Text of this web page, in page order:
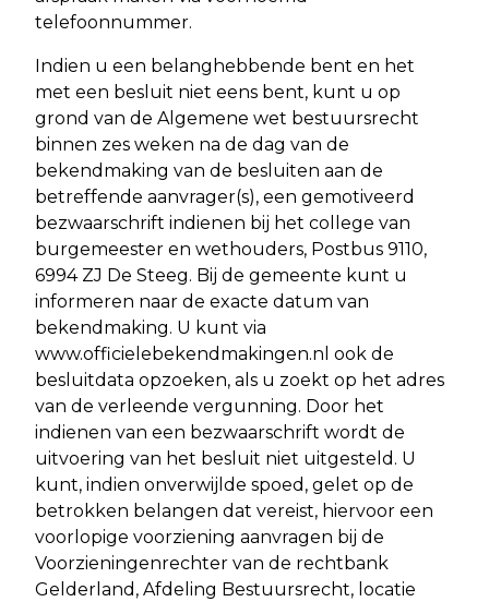
telefoonnummer.
Indien u een belanghebbende bent en het
met een besluit niet eens bent, kunt u op
grond van de Algemene wet bestuursrecht
binnen zes weken na de dag van de
bekendmaking van de besluiten aan de
betreffende aanvrager(s), een gemotiveerd
bezwaarschrift indienen bij het college van
burgemeester en wethouders, Postbus 9110,
6994 ZJ De Steeg. Bij de gemeente kunt u
informeren naar de exacte datum van
bekendmaking. U kunt via
www.officielebekendmakingen.nl ook de
besluitdata opzoeken, als u zoekt op het adres
van de verleende vergunning. Door het
indienen van een bezwaarschrift wordt de
uitvoering van het besluit niet uitgesteld. U
kunt, indien onverwijlde spoed, gelet op de
betrokken belangen dat vereist, hiervoor een
voorlopige voorziening aanvragen bij de
Voorzieningenrechter van de rechtbank
Gelderland, Afdeling Bestuursrecht, locatie